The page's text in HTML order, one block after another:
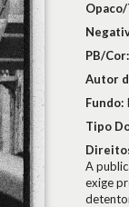
PB/Cor:
Autor
Fundo:
Tipo
A
exige